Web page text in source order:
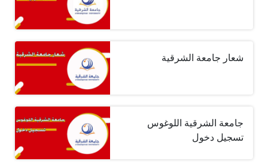
شعار جامعة الشرقية
جامعة الشرقية اللوغوس
تسجيل دخول